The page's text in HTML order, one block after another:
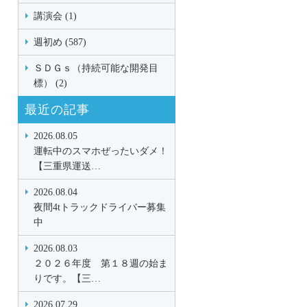
講演会 (1)
週初め (587)
ＳＤＧｓ（持続可能な開発目
標） (2)
最近の記事
2026.08.05
運転中のスマホぜったいダメ！
【三重県運送…
2026.08.04
夜間4tトラックドライバー募集
中
2026.08.03
２０２６年度 第１８週の始ま
りです。【三…
2026.07.29